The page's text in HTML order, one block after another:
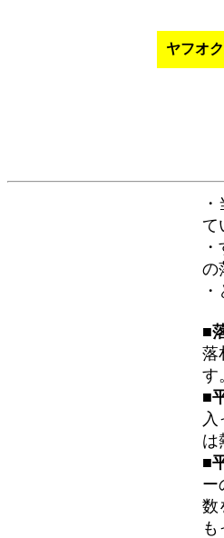
ヤフオ
て
の
■
落
す
■
入
は
■
ー
数